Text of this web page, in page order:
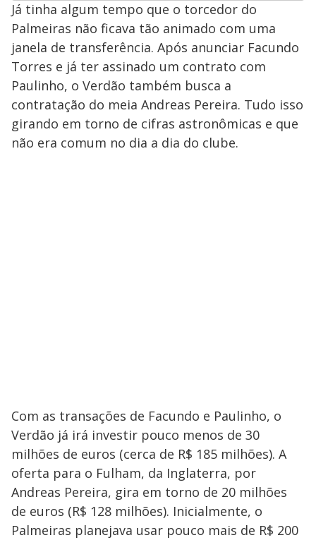
Já tinha algum tempo que o torcedor do
Palmeiras não ficava tão animado com uma
janela de transferência. Após anunciar Facundo
Torres e já ter assinado um contrato com
Paulinho, o Verdão também busca a
contratação do meia Andreas Pereira. Tudo isso
girando em torno de cifras astronômicas e que
não era comum no dia a dia do clube.
Com as transações de Facundo e Paulinho, o
Verdão já irá investir pouco menos de 30
milhões de euros (cerca de R$ 185 milhões). A
oferta para o Fulham, da Inglaterra, por
Andreas Pereira, gira em torno de 20 milhões
de euros (R$ 128 milhões). Inicialmente, o
Palmeiras planejava usar pouco mais de R$ 200